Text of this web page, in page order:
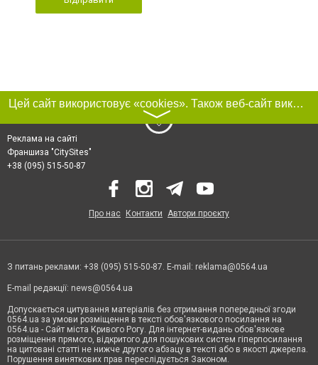
Цей сайт використовує «cookies». Також веб-сайт використовує інтернет-сервіс для збору технічних даних стосовно відвідувачів з метою отримання маркетингової та статистичної інформації. Умови обробки даних відвідувачів сайту див.
〉
Реклама на сайті
Франшиза "CitySites"
+38 (095) 515-50-87
Про нас Контакти Автори проєкту
З питань реклами: +38 (095) 515-50-87. E-mail: reklama@0564.ua
E-mail редакції: news@0564.ua
Допускається цитування матеріалів без отримання попередньої згоди
0564.ua за умови розміщення в тексті обов'язкового посилання на
0564.ua - Сайт міста Кривого Рогу. Для інтернет-видань обов'язкове
розміщення прямого, відкритого для пошукових систем гіперпосилання
на цитовані статті не нижче другого абзацу в тексті або в якості джерела.
Порушення виняткових прав переслідується Законом.